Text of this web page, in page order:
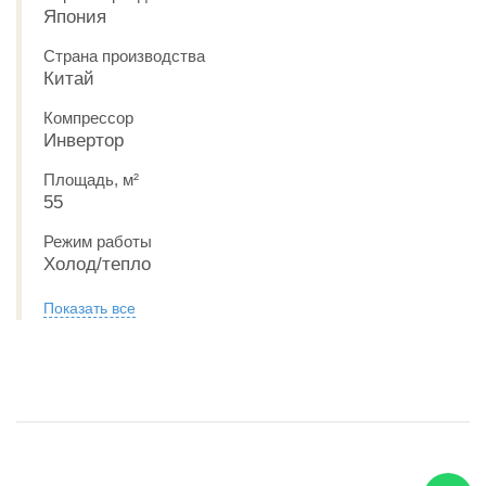
Япония
Страна производства
Китай
Компрессор
Инвертор
Площадь, м²
55
Режим работы
Холод/тепло
Показать все